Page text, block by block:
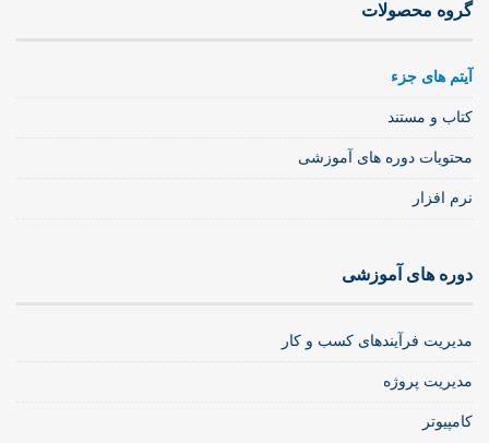
گروه محصولات
آیتم های جزء
کتاب و مستند
محتویات دوره های آموزشی
نرم افزار
دوره های آموزشی
مدیریت فرآیندهای کسب و کار
مدیریت پروژه
کامپیوتر